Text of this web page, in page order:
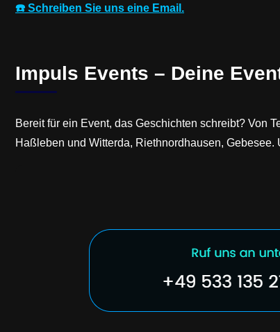
☎️ Schreiben Sie uns eine Email.
Impuls Events – Deine
Bereit für ein Event, das Geschichten schreibt? Von
Haßleben und Witterda, Riethnordhausen,